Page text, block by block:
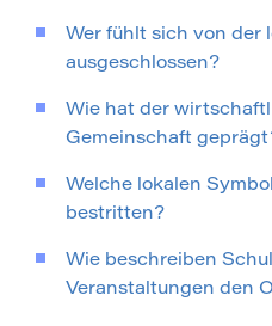
Wer fühlt sich von der
ausgeschlossen?
Wie hat der
Gemeinschaft
Welche lokalen
bestritten?
Wie beschreiben
Veranstaltungen den